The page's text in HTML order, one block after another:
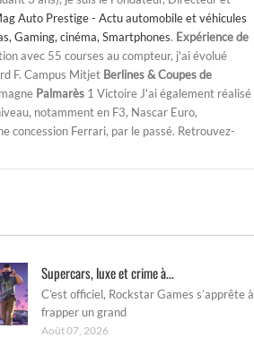
Auto Prestige - Actu automobile et véhicules
Gaming, cinéma, Smartphones. Expérience de
avec 55 courses au compteur, j'ai évolué
F. Campus Mitjet Berlines & Coupes de
Palmarès 1 Victoire J'ai également réalisé
notamment en F3, Nascar Euro,
concession Ferrari, par le passé. Retrouvez-
Supercars, luxe et crime à...
C’est officiel, Rockstar Games s’apprête à
frapper un grand
Août 07, 2026